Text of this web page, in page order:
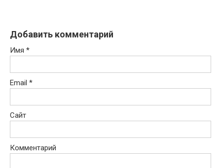
Добавить комментарий
Имя *
Email *
Сайт
Комментарий